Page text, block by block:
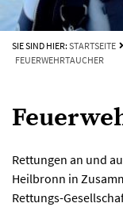
SIE SIND HIER: STARTSEITE
FEUERWEHRTAUCHER
Rettungen an und
Heilbronn in
Rettungs-